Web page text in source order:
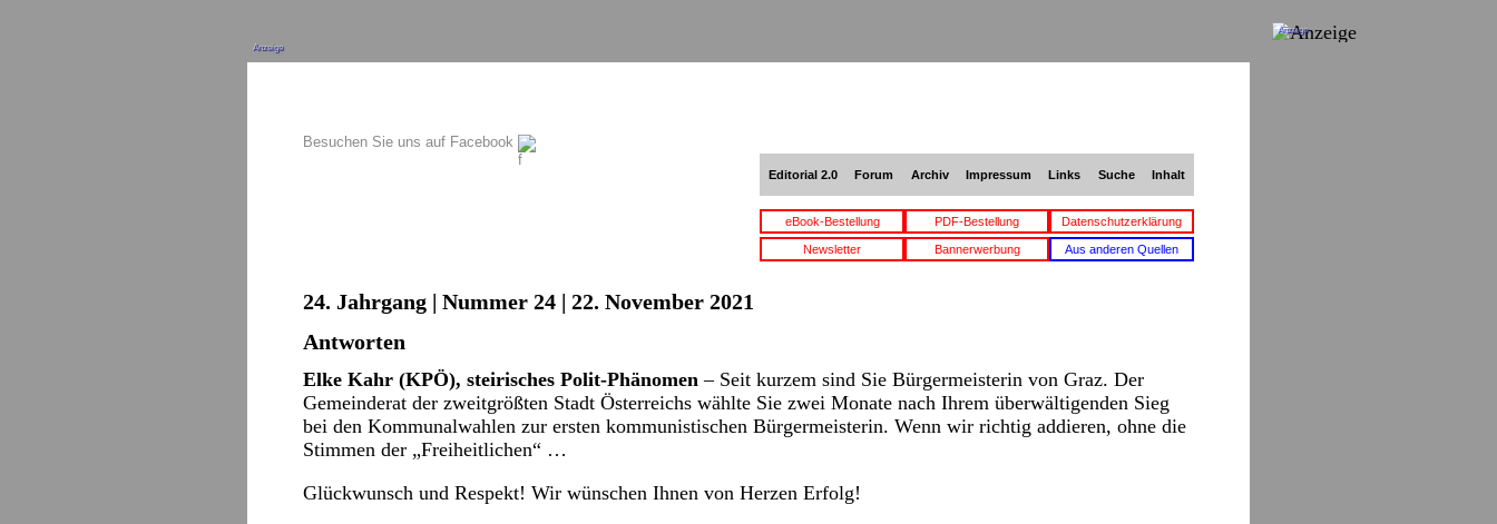
Anzeige
Besuchen Sie uns auf Facebook
Editorial 2.0 Forum Archiv Impressum Links Suche Inhalt
eBook-Bestellung PDF-Bestellung Datenschutzerklärung
Newsletter Bannerwerbung Aus anderen Quellen
24. Jahrgang | Nummer 24 | 22. November 2021
Antworten
Elke Kahr (KPÖ), steirisches Polit-Phänomen – Seit kurzem sind Sie Bürgermeisterin von Graz. Der
Gemeinderat der zweitgrößten Stadt Österreichs wählte Sie zwei Monate nach Ihrem überwältigenden Sieg
bei den Kommunalwahlen zur ersten kommunistischen Bürgermeisterin. Wenn wir richtig addieren, ohne die
Stimmen der „Freiheitlichen“ …
Glückwunsch und Respekt! Wir wünschen Ihnen von Herzen Erfolg!
Anzeige